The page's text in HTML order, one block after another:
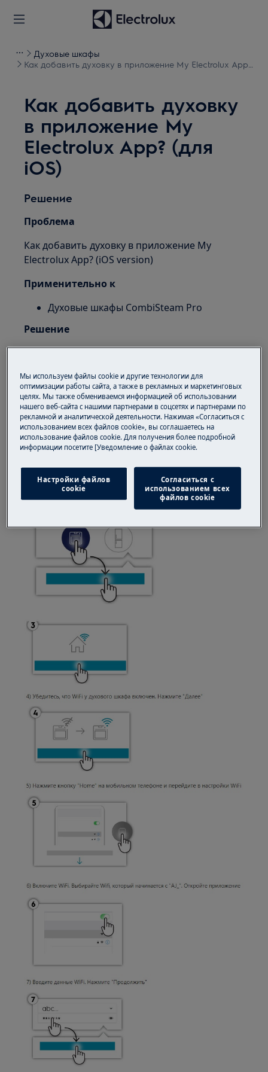
Духовые шкафы
Как добавить духовку в приложение My Electrolux App?
Как добавить духовку
в приложение My
Electrolux App? (для
iOS)
Решение
Проблема
Как добавить духовку в приложение My
Electrolux App? (iOS version)
Применительно к
Духовые шкафы CombiSteam Pro
Решение
Мы используем файлы cookie и другие технологии для
оптимизации работы сайта, а также в рекламных и маркетинговых
целях. Мы также обмениваемся информацией об использовании
нашего веб-сайта с нашими партнерами в соцсетях и партнерами по
рекламной и аналитической деятельности. Нажимая «Согласиться с
использованием всех файлов cookie», вы соглашаетесь на
использование файлов cookie. Для получения более подробной
информации посетите [Уведомление о файлах cookie.
Настройки файлов
cookie
Согласиться с
использованием всех
файлов cookie